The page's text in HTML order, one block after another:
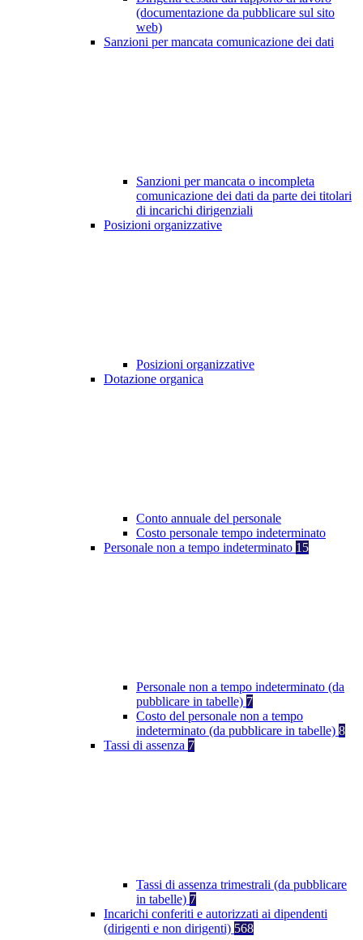
(documentazione da pubblicare sul sito
web)
Sanzioni per mancata comunicazione dei dati
Sanzioni per mancata o incompleta
comunicazione dei dati da parte dei titolari
di incarichi dirigenziali
Posizioni organizzative
Posizioni organizzative
Dotazione organica
Conto annuale del personale
Costo personale tempo indeterminato
Personale non a tempo indeterminato 15
Personale non a tempo indeterminato (da
pubblicare in tabelle) 7
Costo del personale non a tempo
indeterminato (da pubblicare in tabelle) 8
Tassi di assenza 7
Tassi di assenza trimestrali (da pubblicare
in tabelle) 7
Incarichi conferiti e autorizzati ai dipendenti
(dirigenti e non dirigenti) 568